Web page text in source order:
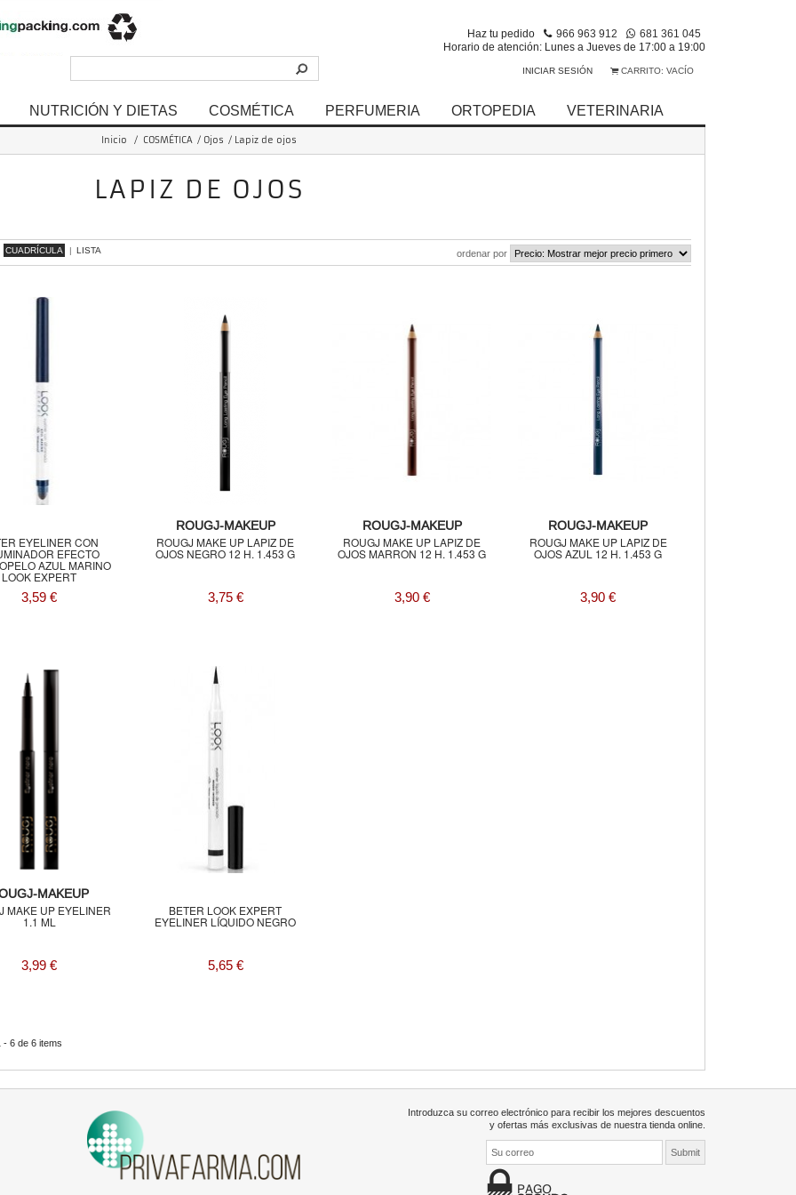
Haz tu pedido 966 963 912
681 361 045
Horario de atención: Lunes a Jueves de 17:00 a 19:00
CARRITO: VACÍO
INICIAR SESIÓN
NUTRICIÓN Y DIETAS COSMÉTICA PERFUMERIA ORTOPEDIA VETERINARIA
Inicio / COSMÉTICA / Ojos / Lapiz de ojos
LAPIZ DE OJOS
CUADRÍCULA | LISTA ordenar por
EYELINER CON
EFECTO
AZUL MARINO
LOOK EXPERT
3,59 €
ROUGJ-MAKEUP
ROUGJ MAKE UP LAPIZ DE
OJOS NEGRO 12 H. 1.453 G
3,75 €
ROUGJ-MAKEUP
ROUGJ MAKE UP LAPIZ DE
OJOS MARRON 12 H. 1.453 G
3,90 €
ROUGJ-MAKEUP
ROUGJ MAKE UP LAPIZ DE
OJOS AZUL 12 H. 1.453 G
3,90 €
MAKEUP
MAKE UP EYELINER
1.1 ML
3,99 €
BETER LOOK EXPERT
EYELINER LÍQUIDO NEGRO
5,65 €
6 de 6 items
Introduzca su correo electrónico para recibir los mejores descuentos
y ofertas más exclusivas de nuestra tienda online.